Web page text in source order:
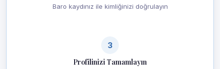
Baro kaydınız ile kimliğinizi doğrulayın
3
Profilinizi Tamamlayın